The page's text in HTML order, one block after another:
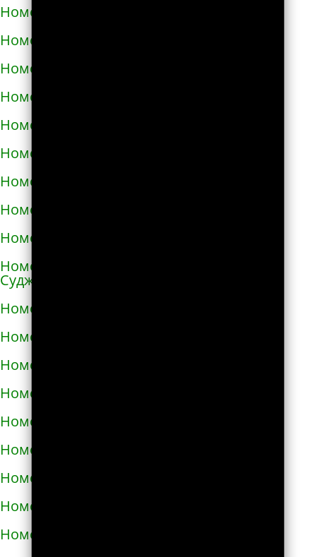
Номера телефонов такси в Алексине
Номера телефонов такси в Алупке
Номера телефонов такси в Алуште
Номера телефонов такси в Альметьевске
Номера телефонов такси в Амурске
Номера телефонов такси в Анадыре
Номера телефонов такси в Анапе
Номера телефонов такси в Ангарске
Номера телефонов такси в Андреаполе
Номера телефонов такси в Анжеро-
Судженске
Номера телефонов такси в Аниве
Номера телефонов такси в Анне
Номера телефонов такси в Апатитах
Номера телефонов такси в Апрелевке
Номера телефонов такси в Апшеронске
Номера телефонов такси в Арамиле
Номера телефонов такси в Аргуне
Номера телефонов такси в Ардатове
Номера телефонов такси в Ардоне